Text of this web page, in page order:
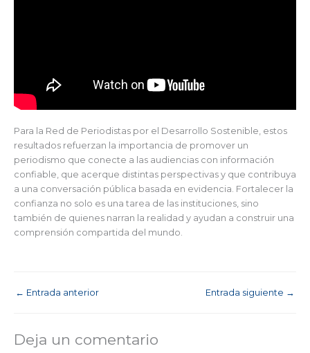
Para la Red de Periodistas por el Desarrollo Sostenible, estos
resultados refuerzan la importancia de promover un
periodismo que conecte a las audiencias con información
confiable, que acerque distintas perspectivas y que contribuya
a una conversación pública basada en evidencia. Fortalecer la
confianza no solo es una tarea de las instituciones, sino
también de quienes narran la realidad y ayudan a construir una
comprensión compartida del mundo.
← Entrada anterior Entrada siguiente →
Deja un comentario